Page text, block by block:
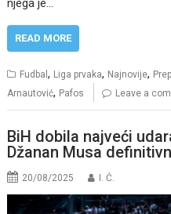
njega je…
READ MORE
Fudbal, Liga prvaka, Najnovije,
Arnautović, Pafos Leave a
BiH dobila najveći
Džanan Musa
20/08/2025 I. Ć.